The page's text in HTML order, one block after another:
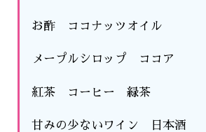
お酢 ココナッツオイル
メープルシロップ ココア
紅茶 コーヒー 緑茶
甘みの少ないワイン 日本酒